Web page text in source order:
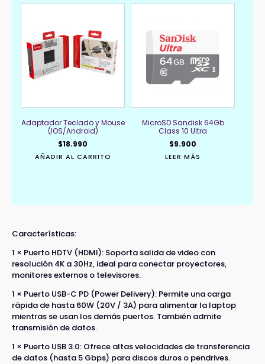
Adaptador Teclado y Mouse
(IOS/Android)
$18.990
AÑADIR AL CARRITO
MicroSD Sandisk 64Gb
Class 10 Ultra
$9.900
LEER MÁS
Características:
1 × Puerto HDTV (HDMI): Soporta salida de video con
resolución 4K a 30Hz, ideal para conectar proyectores,
monitores externos o televisores.
1 × Puerto USB-C PD (Power Delivery): Permite una carga
rápida de hasta 60W (20V / 3A) para alimentar la laptop
mientras se usan los demás puertos. También admite
transmisión de datos.
1 × Puerto USB 3.0: Ofrece altas velocidades de transferencia
de datos (hasta 5 Gbps) para discos duros o pendrives.